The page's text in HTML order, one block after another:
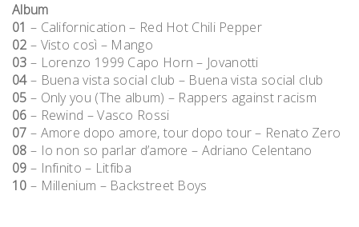
Album
01 – Californication – Red Hot Chili Pepper
02 – Visto così – Mango
03 – Lorenzo 1999 Capo Horn – Jovanotti
04– Buena vista social club – Buena vista social club
05 – Only you (The album) – Rappers against racism
06 – Rewind – Vasco Rossi
07 – Amore dopo amore, tour dopo tour – Renato Zero
08 – Io non so parlar d’amore – Adriano Celentano
09 – Infinito – Litfiba
10 – Millenium – Backstreet Boys